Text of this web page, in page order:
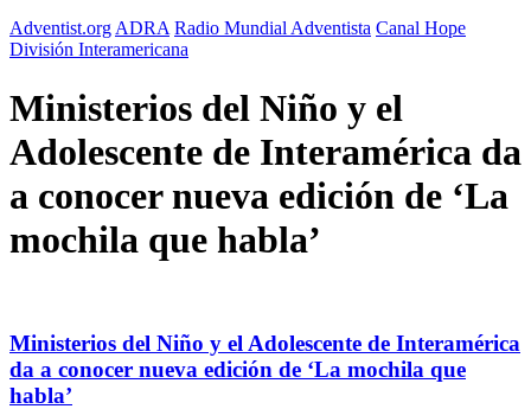
Adventist.org ADRA Radio Mundial Adventista Canal Hope
División Interamericana
Ministerios del Niño y el
Adolescente de Interamérica da
a conocer nueva edición de ‘La
mochila que habla’
Ministerios del Niño y el Adolescente de Interamérica
da a conocer nueva edición de ‘La mochila que
habla’